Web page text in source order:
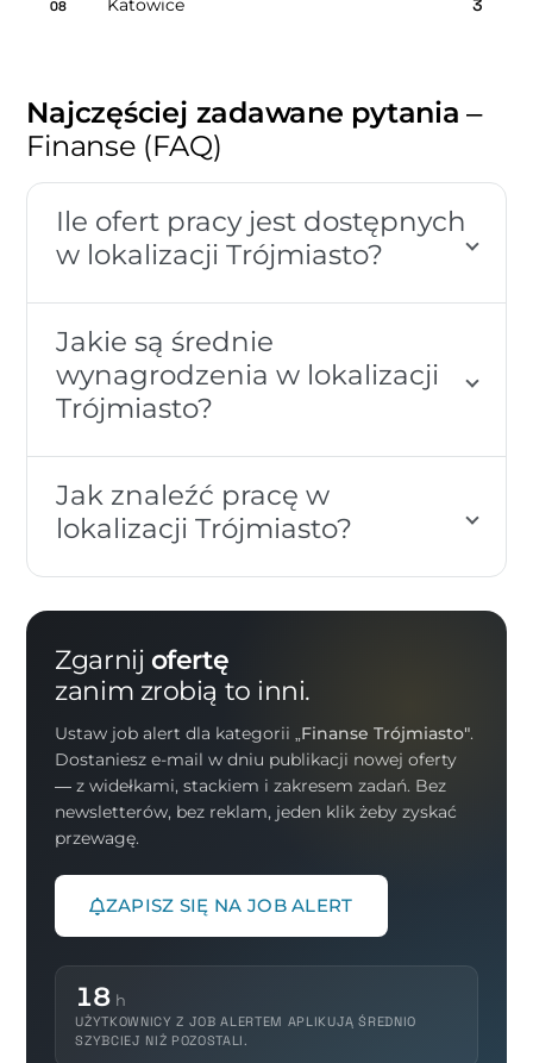
08 Katowice 3
Najczęściej zadawane pytania –
Finanse (FAQ)
Ile ofert pracy jest dostępnych
w lokalizacji Trójmiasto?
Jakie są średnie
wynagrodzenia w lokalizacji
Trójmiasto?
Jak znaleźć pracę w
lokalizacji Trójmiasto?
Zgarnij ofertę
zanim zrobią to inni.
Ustaw job alert dla kategorii„Finanse Trójmiasto".
Dostaniesz e-mail w dniu publikacji nowej oferty
— z widełkami, stackiem i zakresem zadań. Bez
newsletterów, bez reklam, jeden klik żeby zyskać
przewagę.
ZAPISZ SIĘ NA JOB ALERT
18 h
UŻYTKOWNICY Z JOB ALERTEM APLIKUJĄ ŚREDNIO
SZYBCIEJ NIŻ POZOSTALI.